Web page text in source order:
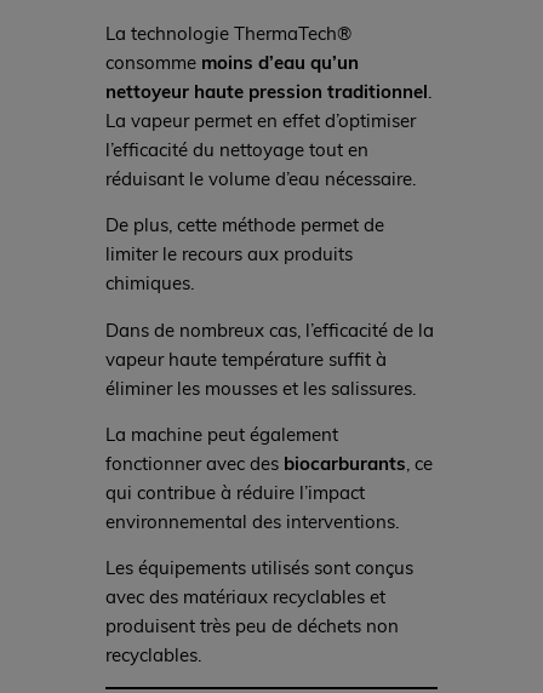
La technologie ThermaTech®
consomme moins d’eau qu’un
nettoyeur haute pression traditionnel
La vapeur permet en effet d’optimiser
l’efficacité du nettoyage tout en
réduisant le volume d’eau nécessaire.
De plus, cette méthode permet de
limiter le recours aux produits
chimiques.
Dans de nombreux cas, l’efficacité de la
vapeur haute température suffit à
éliminer les mousses et les salissures.
La machine peut également
fonctionner avec des biocarburants , ce
qui contribue à réduire l’impact
environnemental des interventions.
Les équipements utilisés sont conçus
avec des matériaux recyclables et
produisent très peu de déchets non
recyclables.